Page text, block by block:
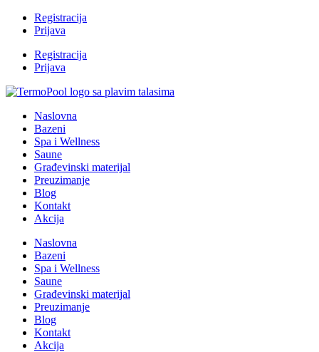
Registracija
Prijava
Registracija
Prijava
Naslovna
Bazeni
Spa i Wellness
Saune
Građevinski materijal
Preuzimanje
Blog
Kontakt
Akcija
Naslovna
Bazeni
Spa i Wellness
Saune
Građevinski materijal
Preuzimanje
Blog
Kontakt
Akcija